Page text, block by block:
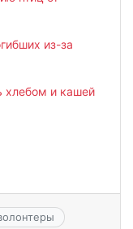
из-за
хлебом и кашей